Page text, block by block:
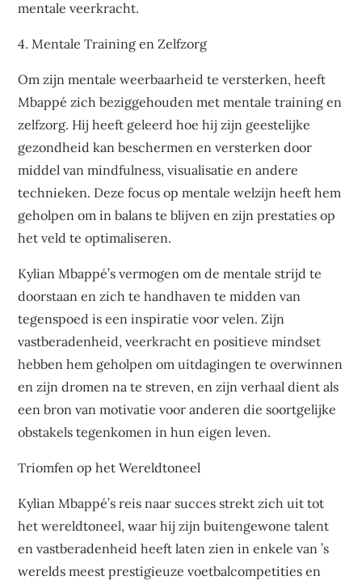
mentale veerkracht.
4. Mentale Training en Zelfzorg
Om zijn mentale weerbaarheid te versterken, heeft
Mbappé zich beziggehouden met mentale training en
zelfzorg. Hij heeft geleerd hoe hij zijn geestelijke
gezondheid kan beschermen en versterken door
middel van mindfulness, visualisatie en andere
technieken. Deze focus op mentale welzijn heeft hem
geholpen om in balans te blijven en zijn prestaties op
het veld te optimaliseren.
Kylian Mbappé’s vermogen om de mentale strijd te
doorstaan en zich te handhaven te midden van
tegenspoed is een inspiratie voor velen. Zijn
vastberadenheid, veerkracht en positieve mindset
hebben hem geholpen om uitdagingen te overwinnen
en zijn dromen na te streven, en zijn verhaal dient als
een bron van motivatie voor anderen die soortgelijke
obstakels tegenkomen in hun eigen leven.
Triomfen op het Wereldtoneel
Kylian Mbappé’s reis naar succes strekt zich uit tot
het wereldtoneel, waar hij zijn buitengewone talent
en vastberadenheid heeft laten zien in enkele van ’s
werelds meest prestigieuze voetbalcompetities en